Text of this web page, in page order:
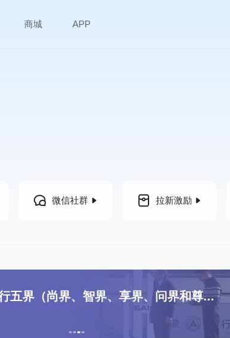
商城 APP
微信社群 拉新激励
五界（尚界、智界、享界、问界和尊...